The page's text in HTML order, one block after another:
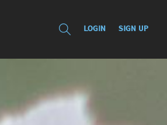
LOGIN SIGN UP